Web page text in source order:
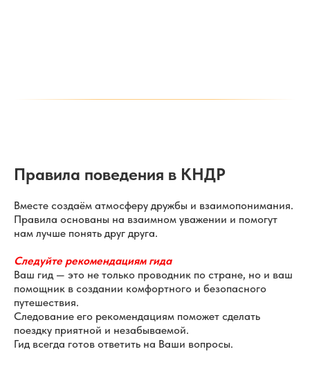
Правила поведения в КНДР
Вместе создаём атмосферу дружбы и взаимопонимания.
Правила основаны на взаимном уважении и помогут
нам лучше понять друг друга.
Cледуйте рекомендациям гида
Ваш гид — это не только проводник по стране, но и ваш
помощник в создании комфортного и безопасного
путешествия.
Следование его рекомендациям поможет сделать
поездку приятной и незабываемой.
Гид всегда готов ответить на Ваши вопросы.